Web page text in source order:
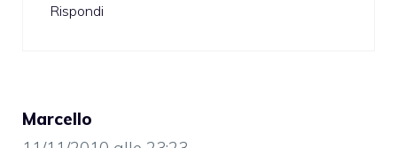
Rispondi
Marcello